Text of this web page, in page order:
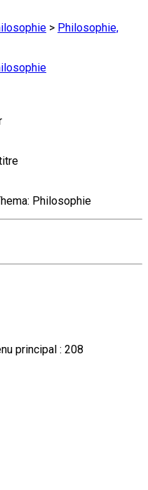
> Philosophie,
Philosophie
principal : 208